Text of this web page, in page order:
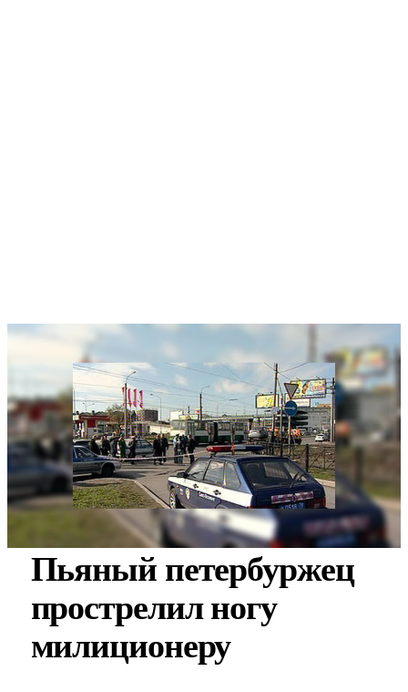
Пьяный петербуржец
прострелил ногу
милиционеру